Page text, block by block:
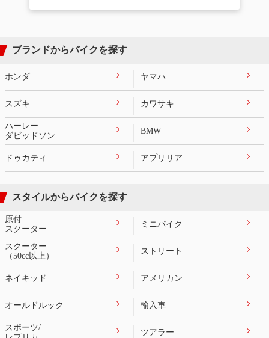
ブランドからバイクを探す
ホンダ ヤマハ
スズキ カワサキ
ハーレー
ダビッドソン
BMW
ドゥカティ アプリリア
スタイルからバイクを探す
原付
スクーター
ミニバイク
スクーター
（50cc以上）
ストリート
ネイキッド アメリカン
オールドルック 輸入車
スポーツ/
ツアラー